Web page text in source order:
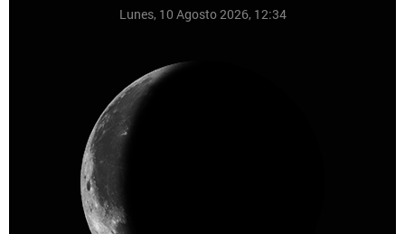
Lunes, 10 Agosto 2026, 12:34